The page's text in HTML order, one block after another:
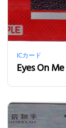
ICカード
Eyes On Me